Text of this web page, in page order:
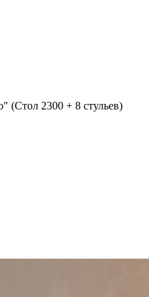
(Стол 2300 + 8 стульев)